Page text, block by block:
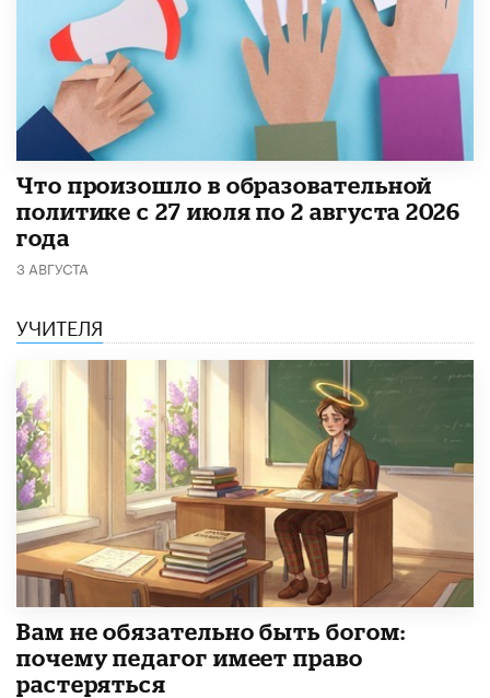
​Что произошло в образовательной
политике с 27 июля по 2 августа 2026
года
3 АВГУСТА
УЧИТЕЛЯ
​Вам не обязательно быть богом:
почему педагог имеет право
растеряться